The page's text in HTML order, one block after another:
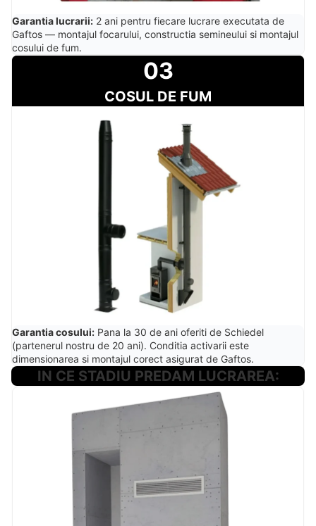
Garantia lucrarii: 2 ani pentru fiecare lucrare executata de
Gaftos — montajul focarului, constructia semineului si montajul
cosului de fum.
03
COSUL DE FUM
Garantia cosului: Pana la 30 de ani oferiti de Schiedel
(partenerul nostru de 20 ani). Conditia activarii este
dimensionarea si montajul corect asigurat de Gaftos.
IN CE STADIU PREDAM LUCRAREA: